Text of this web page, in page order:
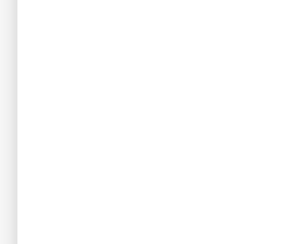
Si vous avez pris ce
vous étiez enceinte,
immédiatement à
qu’une surveillance
Ce médicament passant
maternel, il est